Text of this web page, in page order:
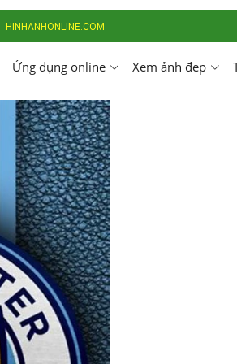
HINHANHONLINE.COM
Ứng dụng online Xem ảnh đep